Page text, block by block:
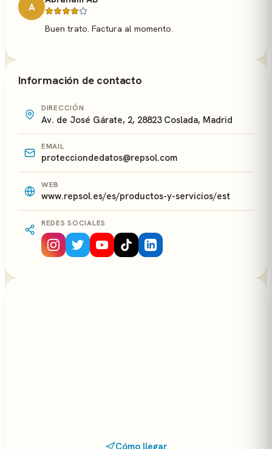
A
Buen trato. Factura al momento.
Información de contacto
DIRECCIÓN
Av. de José Gárate, 2, 28823 Coslada, Madrid
EMAIL
protecciondedatos@repsol.com
WEB
www.repsol.es/es/productos-y-servicios/est
REDES SOCIALES
Cómo llegar